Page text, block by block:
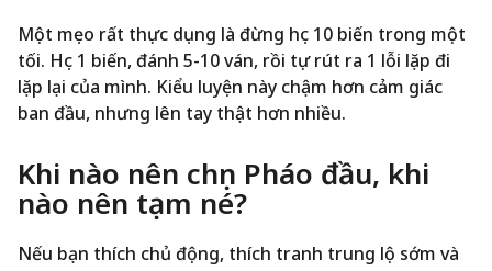
Một mẹo rất thực dụng là đừng học 10 biến trong một
tối. Học 1 biến, đánh 5-10 ván, rồi tự rút ra 1 lỗi lặp đi
lặp lại của mình. Kiểu luyện này chậm hơn cảm giác
ban đầu, nhưng lên tay thật hơn nhiều.
Khi nào nên chọn Pháo đầu, khi
nào nên tạm né?
Nếu bạn thích chủ động, thích tranh trung lộ sớm và